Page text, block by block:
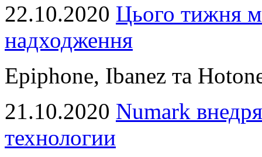
22.10.2020 Цього тижня
надходження
Epiphone, Ibanez та
21.10.2020 Numark
технологии